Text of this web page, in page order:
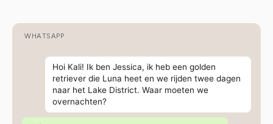
WHATSAPP
Hoi Kali! Ik ben Jessica, ik heb een golden
retriever die Luna heet en we rijden twee dagen
naar het Lake District. Waar moeten we
overnachten?